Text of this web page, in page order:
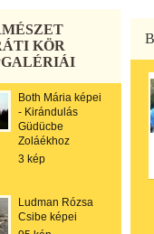
KÖR
Both Mária képei
- Kirándulás
Güdücbe
Zoláékhoz
3 kép
Ludman Rózsa
Csibe képei